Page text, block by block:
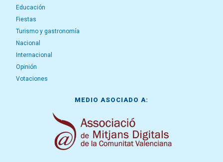
Educación
Fiestas
Turismo y gastronomía
Nacional
Internacional
Opinión
Votaciones
MEDIO ASOCIADO A: